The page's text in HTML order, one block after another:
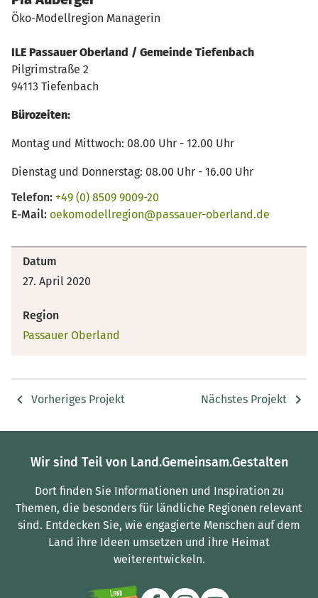
Öko-Modellregion Managerin
ILE Passauer Oberland / Gemeinde Tiefenbach
Pilgrimstraße 2
94113 Tiefenbach
Bürozeiten:
Montag und Mittwoch: 08.00 Uhr - 12.00 Uhr
Dienstag und Donnerstag: 08.00 Uhr - 16.00 Uhr
Telefon: +49 (0) 8509 9009-20
E-Mail: oekomodellregion@passauer-oberland.de
Datum
27. April 2020
Region
Passauer Oberland
Vorheriges Projekt Nächstes Projekt
Wir sind Teil von Land.Gemeinsam.Gestalten
Dort finden Sie Informationen und Inspiration zu
Themen, die besonders für ländliche Regionen relevant
sind. Entdecken Sie, wie engagierte Menschen auf dem
Land ihre Ideen umsetzen und ihre Heimat
weiterentwickeln.